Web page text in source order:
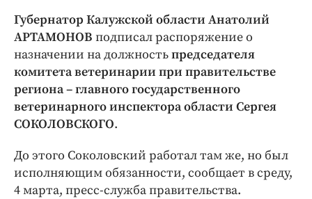
Блоги
Издания
Медиаперсона
Интересное чтиво
Клиника года
Бренд года
Губернатор Калужской области Анатолий
АРТАМОНОВ подписал распоряжение о
назначении на должностьпредседателя
комитета ветеринарии при правительстве
региона – главного государственного
ветеринарного инспектора области Сергея
СОКОЛОВСКОГО.
До этого Соколовский работал там же, но был
исполняющим обязанности, сообщает в среду,
4 марта, пресс-служба правительства.